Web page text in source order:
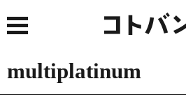
multiplatinum